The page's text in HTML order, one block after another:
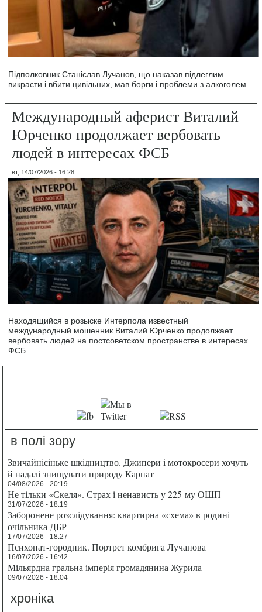
Підполковник Станіслав Лучанов, що наказав підлеглим
викрасти і вбити цивільних, мав борги і проблеми з алкоголем.
Международный аферист Виталий
Юрченко продолжает вербовать
людей в интересах ФСБ
вт, 14/07/2026 - 16:28
Находящийся в розыске Интерпола известный
международный мошенник Виталий Юрченко продолжает
вербовать людей на постсоветском пространстве в интересах
ФСБ.
в полі зору
Звичайнісіньке шкідництво. Джипери і мотокросери хочуть
й надалі знищувати природу Карпат
04/08/2026 - 20:19
Не тільки «Скеля». Страх і ненависть у 225-му ОШП
31/07/2026 - 18:19
Заборонене розслідування: квартирна «схема» в родині
очільника ДБР
17/07/2026 - 18:27
Психопат-городник. Портрет комбрига Лучанова
16/07/2026 - 16:42
Мільярдна гральна імперія громадянина Журила
09/07/2026 - 18:04
хроніка